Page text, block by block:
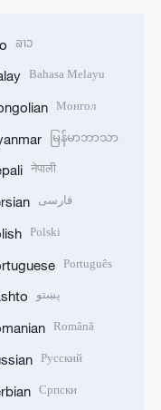
ລາວ
Bahasa Melayu
Монгол
မြန်မာဘာသာ
नेपाली
فارسی
Polski
Português
پښتو
Română
Русский
Српски